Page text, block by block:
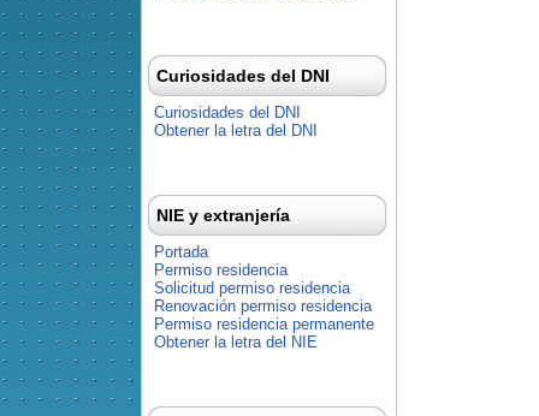
Curiosidades del DNI
Curiosidades del DNI
Obtener la letra del DNI
NIE y extranjería
Portada
Permiso residencia
Solicitud permiso residencia
Renovación permiso residencia
Permiso residencia permanente
Obtener la letra del NIE